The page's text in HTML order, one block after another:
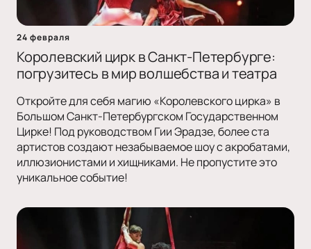
24 февраля
Королевский цирк в Санкт-Петербурге:
погрузитесь в мир волшебства и театра
Откройте для себя магию «Королевского цирка» в
Большом Санкт-Петербургском Государственном
Цирке! Под руководством Гии Эрадзе, более ста
артистов создают незабываемое шоу с акробатами,
иллюзионистами и хищниками. Не пропустите это
уникальное событие!